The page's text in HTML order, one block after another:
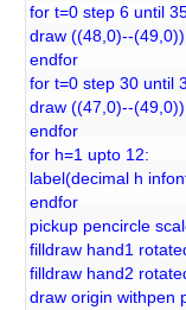
for t=0 step 6 until
draw ((48,0)--
endfor
for t=0 step 30 until
draw ((47,0)--
endfor
for h=1 upto 12:
label(decimal h
endfor
pickup pencircle
filldraw hand1
filldraw hand2
draw origin withpen